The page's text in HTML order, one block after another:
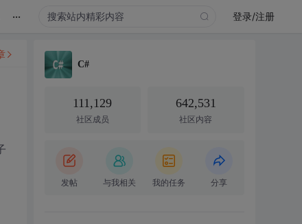
... 登录/注册
C#
111,129
社区成员
642,531
社区内容
发帖 与我相关 我的任务 分享